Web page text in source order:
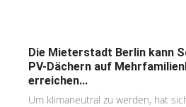
Die Mieterstadt Berlin kann
PV-Dächern auf
erreichen...
Um klimaneutral zu werden, hat